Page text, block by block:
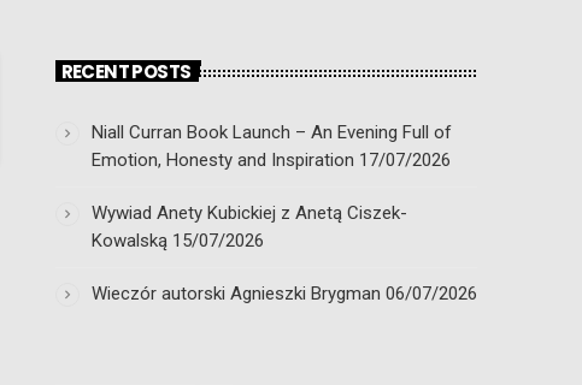
RECENT POSTS
Niall Curran Book Launch – An Evening Full of
Emotion, Honesty and Inspiration 17/07/2026
Wywiad Anety Kubickiej z Anetą Ciszek-
Kowalską 15/07/2026
Wieczór autorski Agnieszki Brygman 06/07/2026